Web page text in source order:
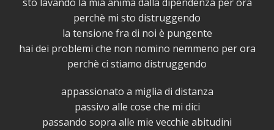
perchè mi sto distruggendo
la tensione fra di noi è pungente
hai dei problemi che non nomino nemmeno per ora
perchè ci stiamo distruggendo
appassionato a miglia di distanza
passivo alle cose che mi dici
passando sopra alle mie vecchie abitudini